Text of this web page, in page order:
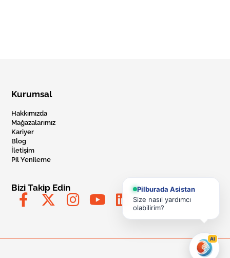
Kurumsal
Hakkımızda
Mağazalarımız
Kariyer
Blog
İletişim
Pil Yenileme
Bizi Takip Edin
Pilburada Asistan
Size nasıl yardımcı
olabilirim?
AI